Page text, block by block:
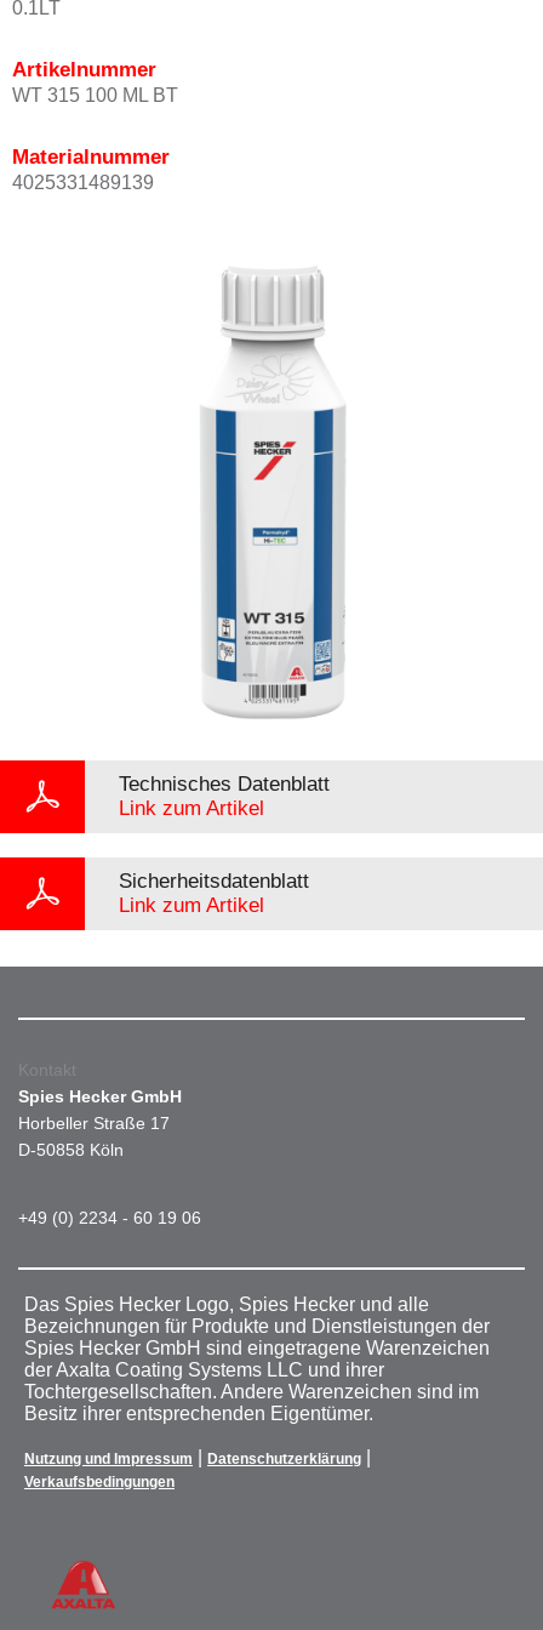
0.1LT
Artikelnummer
WT 315 100 ML BT
Materialnummer
4025331489139
Technisches Datenblatt
Link zum Artikel
Sicherheitsdatenblatt
Link zum Artikel
Kontakt
Spies Hecker GmbH
Horbeller Straße 17
D-50858 Köln
+49 (0) 2234 - 60 19 06
Das Spies Hecker Logo, Spies Hecker und alle
Bezeichnungen für Produkte und Dienstleistungen der
Spies Hecker GmbH sind eingetragene Warenzeichen
der Axalta Coating Systems LLC und ihrer
Tochtergesellschaften. Andere Warenzeichen sind im
Besitz ihrer entsprechenden Eigentümer.
Nutzung und Impressum Datenschutzerklärung
Verkaufsbedingungen